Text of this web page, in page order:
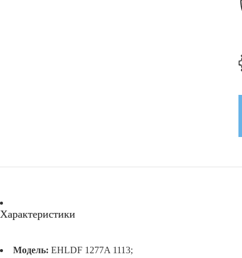
Характеристики
Модель: EHLDF 1277A 1113;